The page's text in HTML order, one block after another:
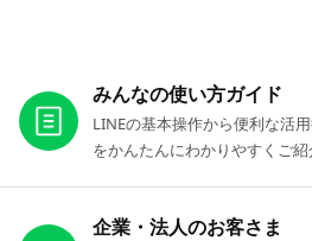
みんなの使い方ガイド
LINEの基本操作から便利な活
をかんたんにわかりやすくご紹
企業・法人のお客さま